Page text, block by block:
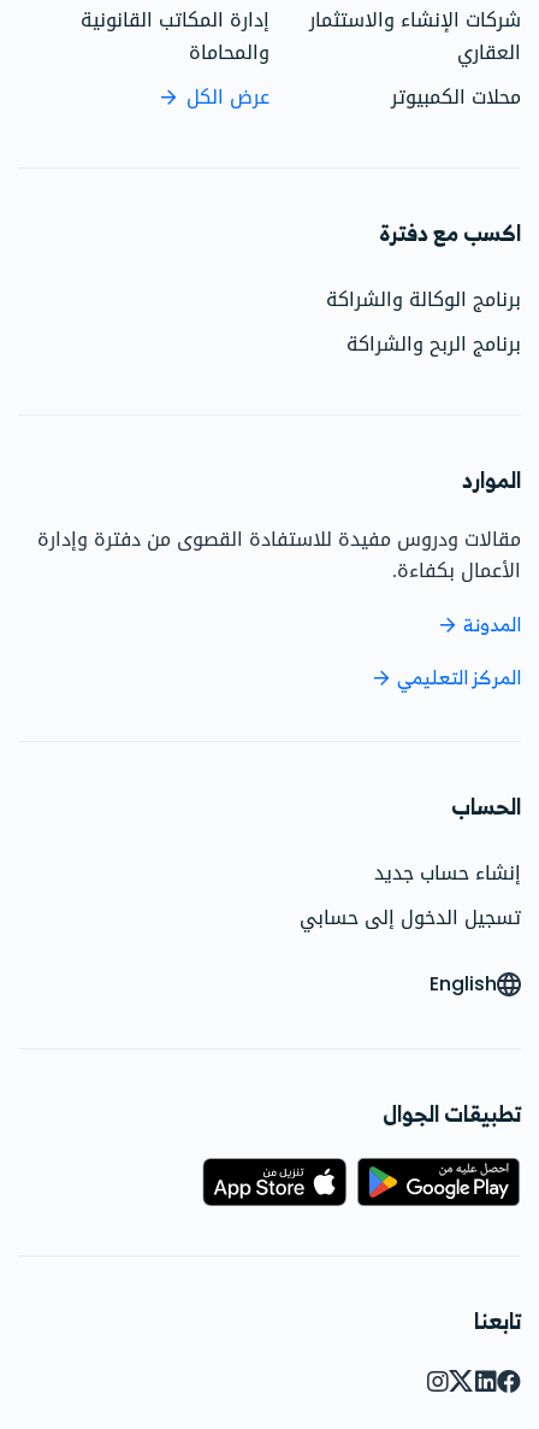
شركات الإنشاء والاستثمار
العقاري
إدارة المكاتب القانونية
والمحاماة
محلات الكمبيوتر
عرض الكل
اكسب مع دفترة
برنامج الوكالة والشراكة
برنامج الربح والشراكة
الموارد
مقالات ودروس مفيدة للاستفادة القصوى من دفترة وإدارة
الأعمال بكفاءة.
المدونة
المركز التعليمي
الحساب
إنشاء حساب جديد
تسجيل الدخول إلى حسابي
English
تطبيقات الجوال
تابعنا